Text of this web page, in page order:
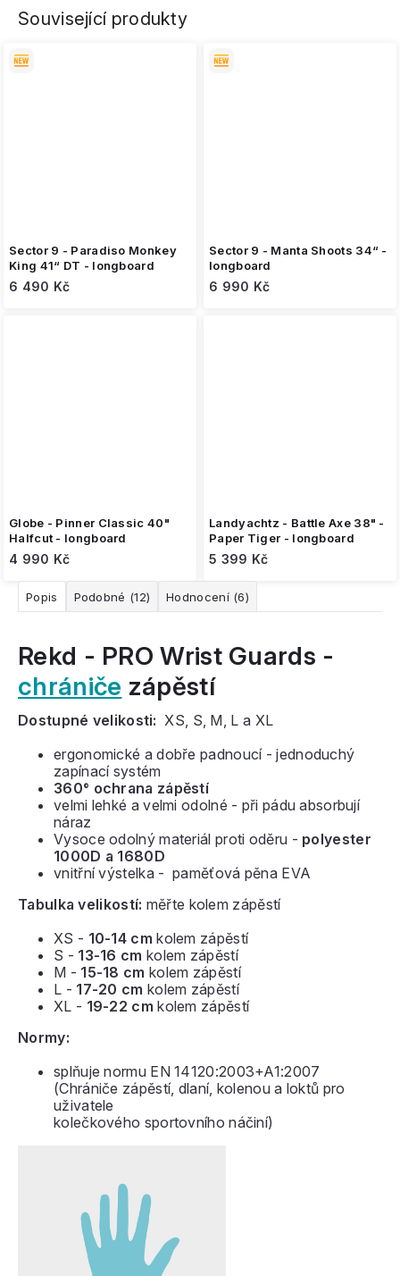
Související produkty
Sector 9 - Paradiso Monkey
King 41“ DT - longboard
6 490 Kč
Sector 9 - Manta Shoots 34“ -
longboard
6 990 Kč
Globe - Pinner Classic 40"
Halfcut - longboard
4 990 Kč
Landyachtz - Battle Axe 38" -
Paper Tiger - longboard
5 399 Kč
Popis Podobné (12) Hodnocení (6)
Rekd - PRO Wrist Guards -
chrániče zápěstí
Dostupné velikosti: XS, S, M, L a XL
ergonomické a dobře padnoucí - jednoduchý
zapínací systém
360° ochrana zápěstí
velmi lehké a velmi odolné - při pádu absorbují
náraz
Vysoce odolný materiál proti oděru - polyester
1000D a 1680D
vnitřní výstelka - paměťová pěna EVA
Tabulka velikostí: měřte kolem zápěstí
XS - 10-14 cm kolem zápěstí
S - 13-16 cm kolem zápěstí
M - 15-18 cm kolem zápěstí
L - 17-20 cm kolem zápěstí
XL - 19-22 cm kolem zápěstí
Normy:
splňuje normu EN 14120:2003+A1:2007
(Chrániče zápěstí, dlaní, kolenou a loktů pro
uživatele
kolečkového sportovního náčiní)